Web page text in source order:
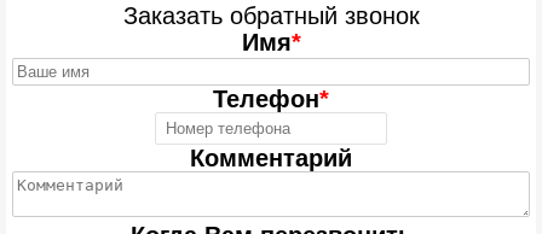
Заказать обратный звонок
Имя*
Телефон*
Комментарий